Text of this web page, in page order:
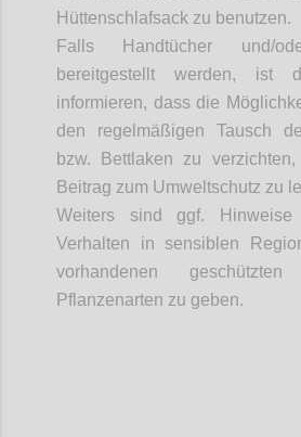
Hüttenschlafsack zu benutzen.
Falls Handtücher und/
bereitgestellt werden, ist
informieren, dass die
den regelmäßigen Tausch
bzw. Bettlaken zu
Beitrag zum Umweltschutz zu
Weiters sind ggf. Hinweise
Verhalten in sensiblen
vorhandenen
Pflanzenarten zu geben.